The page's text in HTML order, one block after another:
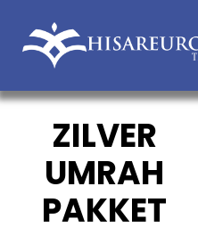
ZILVER
UMRAH
PAKKET